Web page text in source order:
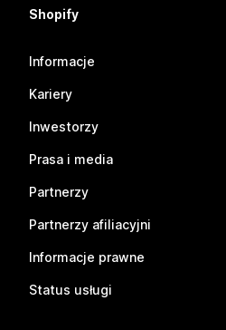
Shopify
Informacje
Kariery
Inwestorzy
Prasa i media
Partnerzy
Partnerzy afiliacyjni
Informacje prawne
Status usługi